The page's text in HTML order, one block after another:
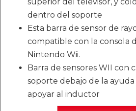
dentro del soporte
Esta barra de sensor de
compatible con la consola
Nintendo Wii.
Barra de sensores WII con
soporte debajo de la
apoyar al inductor